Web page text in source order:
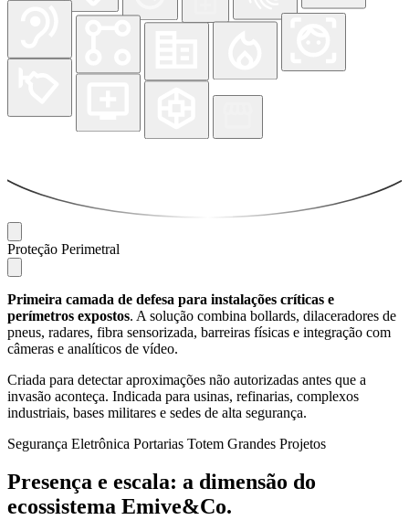
Proteção Perimetral
Primeira camada de defesa para instalações críticas e
perímetros expostos. A solução combina bollards, dilaceradores de
pneus, radares, fibra sensorizada, barreiras físicas e integração com
câmeras e analíticos de vídeo.
Criada para detectar aproximações não autorizadas antes que a
invasão aconteça. Indicada para usinas, refinarias, complexos
industriais, bases militares e sedes de alta segurança.
Segurança Eletrônica Portarias Totem Grandes Projetos
Presença e escala: a dimensão do
ecossistema Emive&Co.